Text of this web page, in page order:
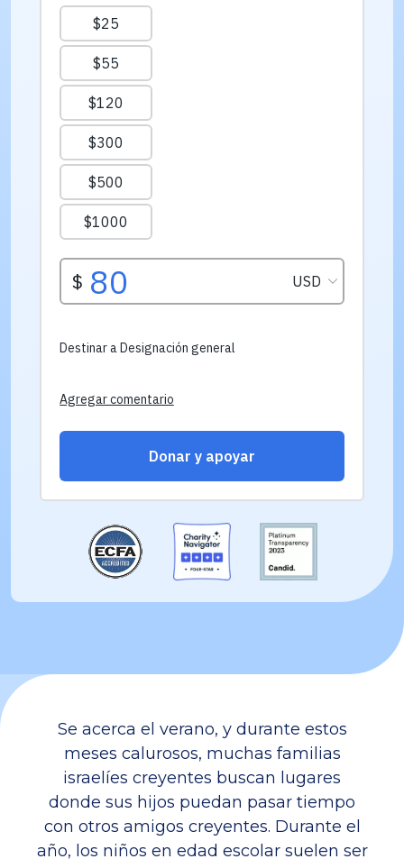
Se acerca el verano, y durante estos
meses calurosos, muchas familias
israelíes creyentes buscan lugares
donde sus hijos puedan pasar tiempo
con otros amigos creyentes. Durante el
año, los niños en edad escolar suelen ser